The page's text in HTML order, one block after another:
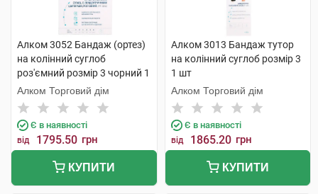
Алком 3052 Бандаж (ортез)
на колінний суглоб
роз'ємний розмір 3 чорний 1
шт
Алком Торговий дім
Є в наявності
від 1795.50 грн
КУПИТИ
Алком 3013 Бандаж тутор
на колінний суглоб розмір 3
1 шт
Алком Торговий дім
Є в наявності
від 1865.20 грн
КУПИТИ